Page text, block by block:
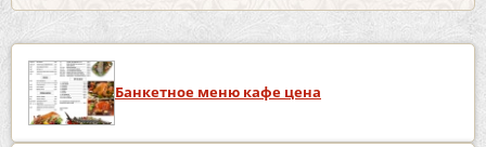
Банкетное меню кафе цена